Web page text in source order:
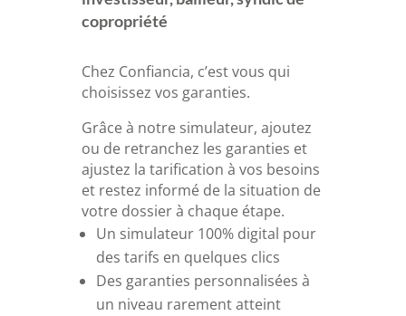
copropriété
Chez Confiancia, c’est vous qui
choisissez vos garanties.
Grâce à notre simulateur, ajoutez
ou de retranchez les garanties et
ajustez la tarification à vos besoins
et restez informé de la situation de
votre dossier à chaque étape.
Un simulateur 100% digital pour
des tarifs en quelques clics
Des garanties personnalisées à
un niveau rarement atteint